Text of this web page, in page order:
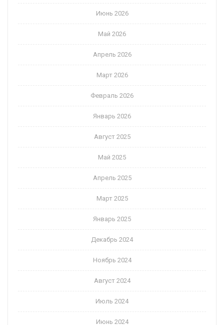
Июнь 2026
Май 2026
Апрель 2026
Март 2026
Февраль 2026
Январь 2026
Август 2025
Май 2025
Апрель 2025
Март 2025
Январь 2025
Декабрь 2024
Ноябрь 2024
Август 2024
Июль 2024
Июнь 2024